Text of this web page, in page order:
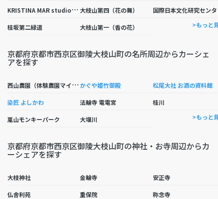
K
RISTINA MAR studio（クリスチィ—ナ マ—ルの教室） 大枝山第四（花の舞）
桂坂第二緑道 大枝山第一（香の花） >もっと
京都府京都市西京区御陵大枝山町の名所周辺からカーシェ
アを探す
西
山農園（体験農園マイファーム） かぐや姫竹御殿 松尾大社 お酒の資料館
染匠 よしかわ 法輪寺 電電宮 桂川
嵐山モンキーパーク 大堰川 >もっと
京都府京都市西京区御陵大枝山町の神社・お寺周辺からカ
ーシェアを探す
大枝神社 金輪寺 安正寺
仏舎利苑 重保院 称念寺